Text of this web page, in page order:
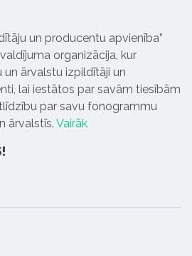
un producentu apvienība”
organizācija, kur
un ārvalstu izpildītāji un
lai iestātos par savām tiesībām
par savu fonogrammu
ārvalstīs. Vairāk